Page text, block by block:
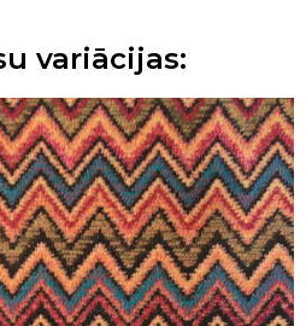
variācijas: